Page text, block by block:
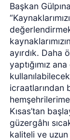
Başkan
ayırdık. Daha
yaptığımız
icraatlarından
Kısas’tan
güzergâhı
kaliteli ve uzun